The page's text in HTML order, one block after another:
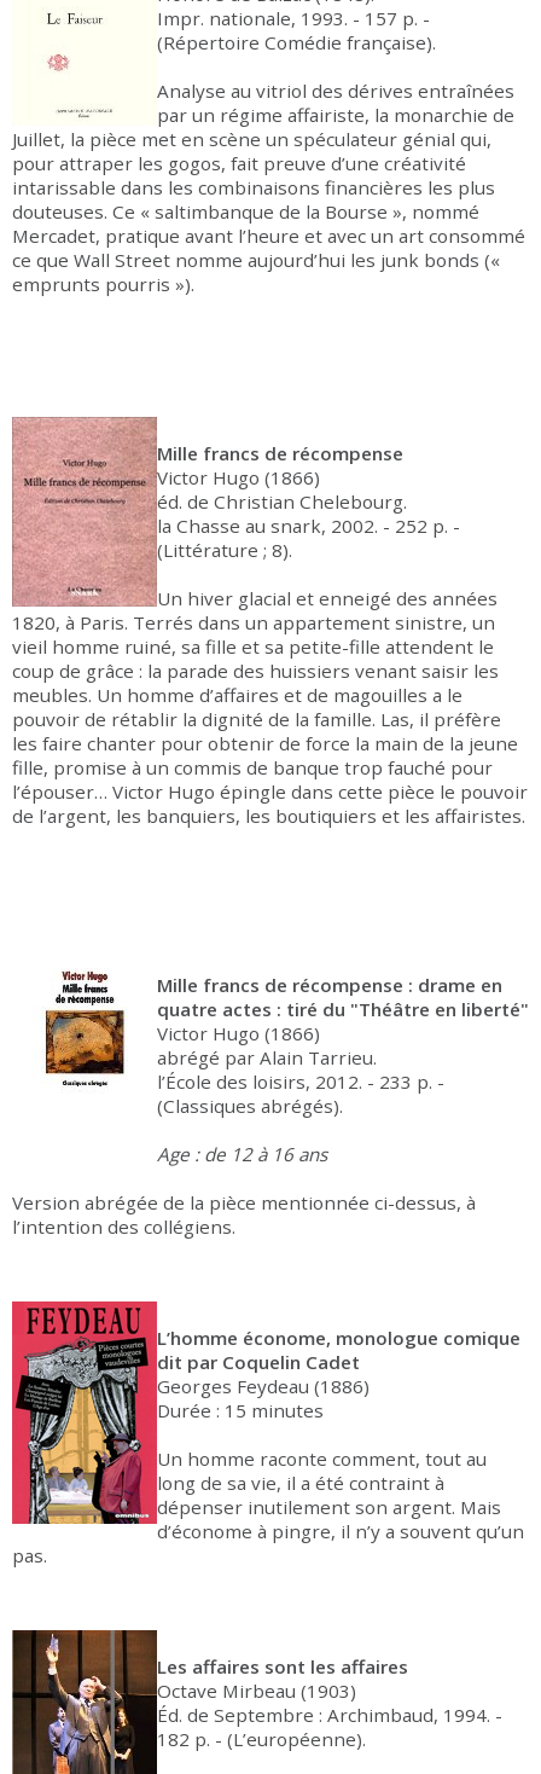
Impr. nationale, 1993. - 157 p. -
(Répertoire Comédie française).
Analyse au vitriol des dérives entraînées
par un régime affairiste, la monarchie de
Juillet, la pièce met en scène un spéculateur génial qui,
pour attraper les gogos, fait preuve d’une créativité
intarissable dans les combinaisons financières les plus
douteuses. Ce « saltimbanque de la Bourse », nommé
Mercadet, pratique avant l’heure et avec un art consommé
ce que Wall Street nomme aujourd’hui les junk bonds («
emprunts pourris »).
Mille francs de récompense
Victor Hugo (1866)
éd. de Christian Chelebourg.
la Chasse au snark, 2002. - 252 p. -
(Littérature ; 8).
Un hiver glacial et enneigé des années
1820, à Paris. Terrés dans un appartement sinistre, un
vieil homme ruiné, sa fille et sa petite-fille attendent le
coup de grâce : la parade des huissiers venant saisir les
meubles. Un homme d’affaires et de magouilles a le
pouvoir de rétablir la dignité de la famille. Las, il préfère
les faire chanter pour obtenir de force la main de la jeune
fille, promise à un commis de banque trop fauché pour
l’épouser… Victor Hugo épingle dans cette pièce le pouvoir
de l’argent, les banquiers, les boutiquiers et les affairistes.
Mille francs de récompense : drame en
quatre actes : tiré du "Théâtre en liberté"
Victor Hugo (1866)
abrégé par Alain Tarrieu.
l’École des loisirs, 2012. - 233 p. -
(Classiques abrégés).
Age : de 12 à 16 ans
Version abrégée de la pièce mentionnée ci-dessus, à
l’intention des collégiens.
L’homme économe, monologue comique
dit par Coquelin Cadet
Georges Feydeau (1886)
Durée : 15 minutes
Un homme raconte comment, tout au
long de sa vie, il a été contraint à
dépenser inutilement son argent. Mais
d’économe à pingre, il n’y a souvent qu’un
pas.
Les affaires sont les affaires
Octave Mirbeau (1903)
Éd. de Septembre : Archimbaud, 1994. -
182 p. - (L’européenne).